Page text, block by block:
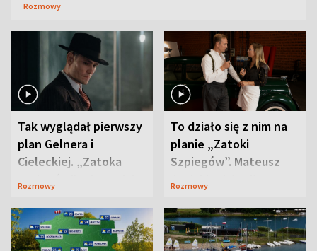
Rozmowy
Tak wyglądał pierwszy
plan Gelnera i
Cieleckiej. „Zatoka
szpiegów” od razu ich
Rozmowy
To działo się z nim na
planie „Zatoki
Szpiegów”. Mateusz
Janicki odsłonił
Rozmowy